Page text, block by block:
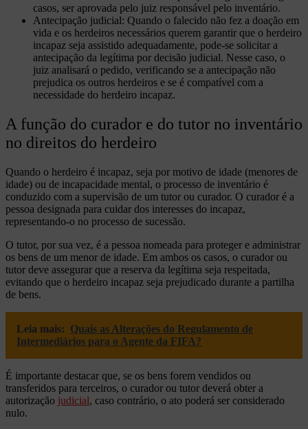
casos, ser aprovada pelo juiz responsável pelo inventário.
Antecipação judicial: Quando o falecido não fez a doação em
vida e os herdeiros necessários querem garantir que o herdeiro
incapaz seja assistido adequadamente, pode-se solicitar a
antecipação da legítima por decisão judicial. Nesse caso, o
juiz analisará o pedido, verificando se a antecipação não
prejudica os outros herdeiros e se é compatível com a
necessidade do herdeiro incapaz.
A função do curador e do tutor no inventário
no direitos do herdeiro
Quando o herdeiro é incapaz, seja por motivo de idade (menores de
idade) ou de incapacidade mental, o processo de inventário é
conduzido com a supervisão de um tutor ou curador. O curador é a
pessoa designada para cuidar dos interesses do incapaz,
representando-o no processo de sucessão.
O tutor, por sua vez, é a pessoa nomeada para proteger e administrar
os bens de um menor de idade. Em ambos os casos, o curador ou
tutor deve assegurar que a reserva da legítima seja respeitada,
evitando que o herdeiro incapaz seja prejudicado durante a partilha
de bens.
Leia mais: Quais as Alterações do Regulamento de
Intermediários para o Agente da FIFA?
É importante destacar que, se os bens forem vendidos ou
transferidos para terceiros, o curador ou tutor deverá obter a
autorização judicial, caso contrário, o ato poderá ser considerado
nulo.